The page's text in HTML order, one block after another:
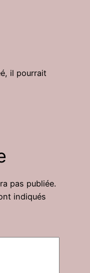
il pourrait
pas publiée.
indiqués